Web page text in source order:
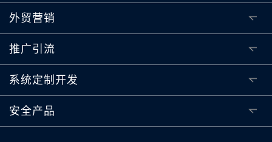
外贸营销
推广引流
系统定制开发
安全产品